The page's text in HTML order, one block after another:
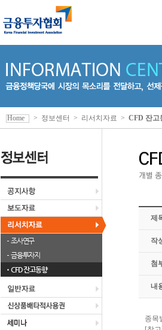
조사연구
금융투자지
CFD 잔고동향
Home > 정보센터 > 리서치자료 > CFD 잔고
제
작
첨
내
종목